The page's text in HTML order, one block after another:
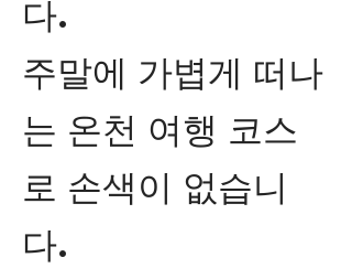
다.
주말에 가볍게 떠나
는 온천 여행 코스
로 손색이 없습니
다.